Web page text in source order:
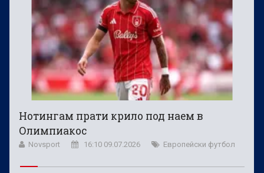
Нотингам прати крило под наем в
Олимпиакос
Novsport 16:10 09.07.2026 Европейски футбол